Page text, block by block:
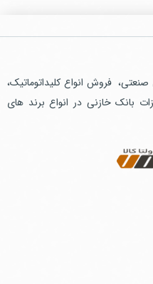
فروش انواع کلیداتوماتیک،
بانک خازنی در انواع برند های